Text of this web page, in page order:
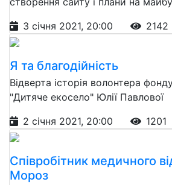
3 січня 2021, 20:00
2142
Я та благодійність
Відверта історія волонтера
"Дитяче екосело" Юлії Павлової
2 січня 2021, 20:00
1201
Співробітник медичного
Мороз